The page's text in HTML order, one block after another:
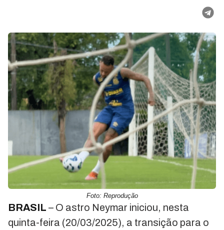
Foto: Reprodução
BRASIL – O astro Neymar iniciou, nesta
quinta-feira (20/03/2025), a transição para o